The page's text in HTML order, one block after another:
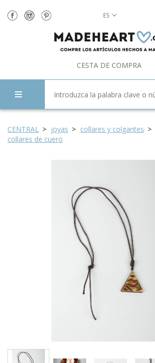
ES
CESTA DE COMPRA
CENTRAL joyas
collares y colgantes
collares de cuero